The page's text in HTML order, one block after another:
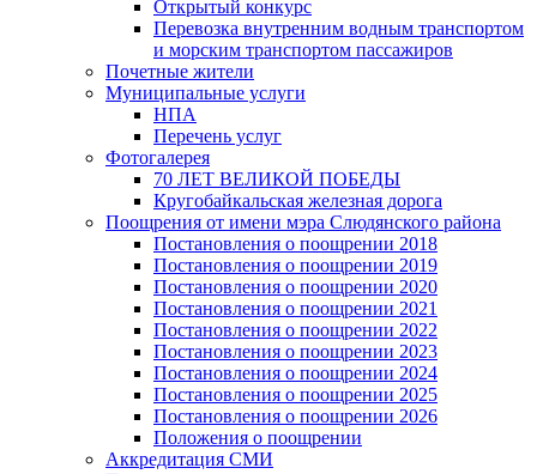
Открытый конкурс
Перевозка внутренним водным транспортом
и морским транспортом пассажиров
Почетные жители
Муниципальные услуги
НПА
Перечень услуг
Фотогалерея
70 ЛЕТ ВЕЛИКОЙ ПОБЕДЫ
Кругобайкальская железная дорога
Поощрения от имени мэра Слюдянского района
Постановления о поощрении 2018
Постановления о поощрении 2019
Постановления о поощрении 2020
Постановления о поощрении 2021
Постановления о поощрении 2022
Постановления о поощрении 2023
Постановления о поощрении 2024
Постановления о поощрении 2025
Постановления о поощрении 2026
Положения о поощрении
Аккредитация СМИ